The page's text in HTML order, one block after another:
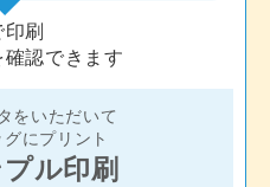
刷
確認できます
をいただいて
にプリント
ル印刷